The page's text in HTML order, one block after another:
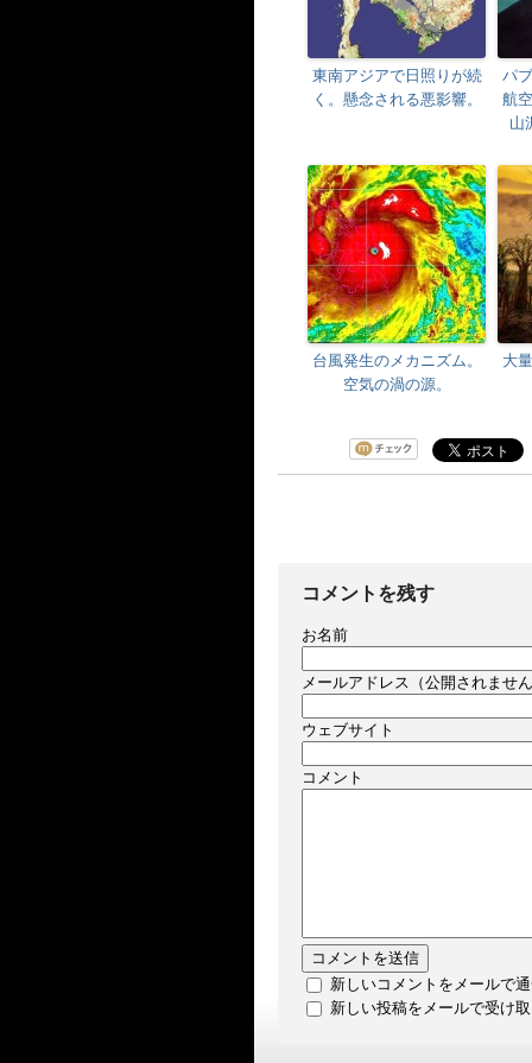
東南アジアで日照りが続
く。懸念される悪影響。
パ
航
山
台風発生のメカニズム。
空気の渦の源。
大
コメントを残す
お名前
メールアドレス（公開されませ
ウェブサイト
コメント
新しいコメントをメールで
新しい投稿をメールで受け